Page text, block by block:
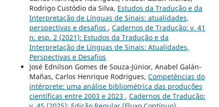
Rodrigo Custódio da Silva, Estudos da Tradução e da
Interpretação de Línguas de Sinais: atualidades,
perspectivas e desafios , Cadernos de Tradução: v. 41
n. esp. 2 (2021): Estudos da Tradução e da
Interpretação de Línguas de Sinais: Atualidades,
Perspectivas e Desafios
José Ednilson Gomes de Souza-Júnior, Anabel Galán-
Mañas, Carlos Henrique Rodrigues, Competências do
intérprete: uma análise bibliométrica das produções
científicas entre 2003 e 2023 , Cadernos de Tradução: